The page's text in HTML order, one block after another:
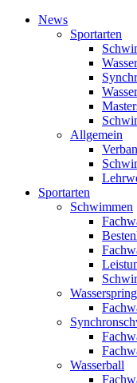
News
Sportarten
Allgemein
Sportarten
Schwimmen
Wasserball